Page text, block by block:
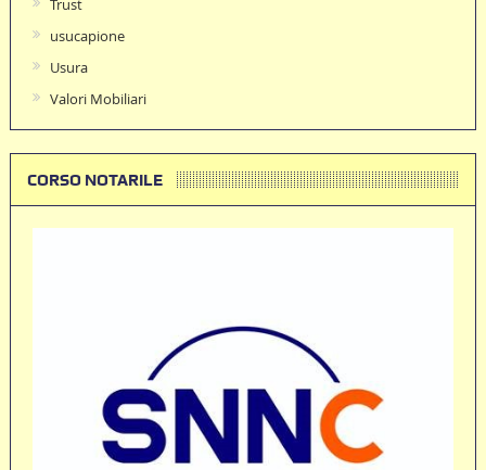
usucapione
Usura
Valori Mobiliari
CORSO NOTARILE